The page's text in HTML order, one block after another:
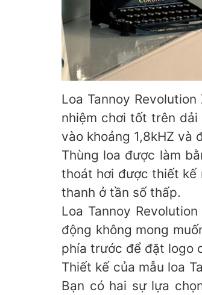
Loa Tannoy
nhiệm chơi tốt trên
vào khoảng 1,8kHZ và
Thùng loa được làm
thoát hơi được thiết kế
thanh ở tần số thấp.
Loa Tannoy
động không mong
phía trước để đặt logo
Thiết kế của mẫu loa
Bạn có hai sự lựa